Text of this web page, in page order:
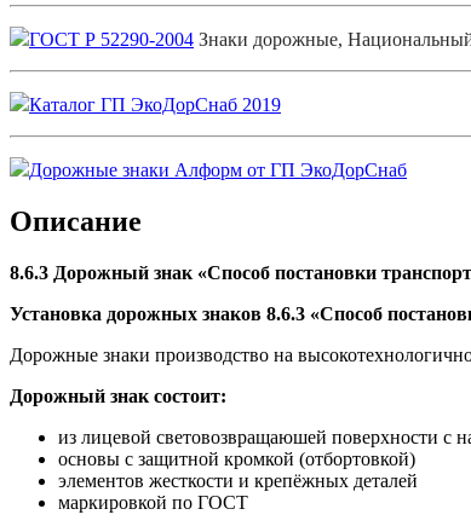
ГОСТ Р 52290-2004 Знаки дорожные,
Каталог ГП ЭкоДорСнаб 2019
Дорожные знаки Алформ от ГП ЭкоДорСнаб
Описание
8.6.3 Дорожный знак «Способ постановки
Установка дорожных знаков 8.6.3 «Способ
Дорожные знаки производство на
Дорожный знак состоит:
из лицевой световозвращаюшей поверхности с
основы с защитной кромкой (отбортовкой)
элементов жесткости и крепёжных деталей
маркировкой по ГОСТ